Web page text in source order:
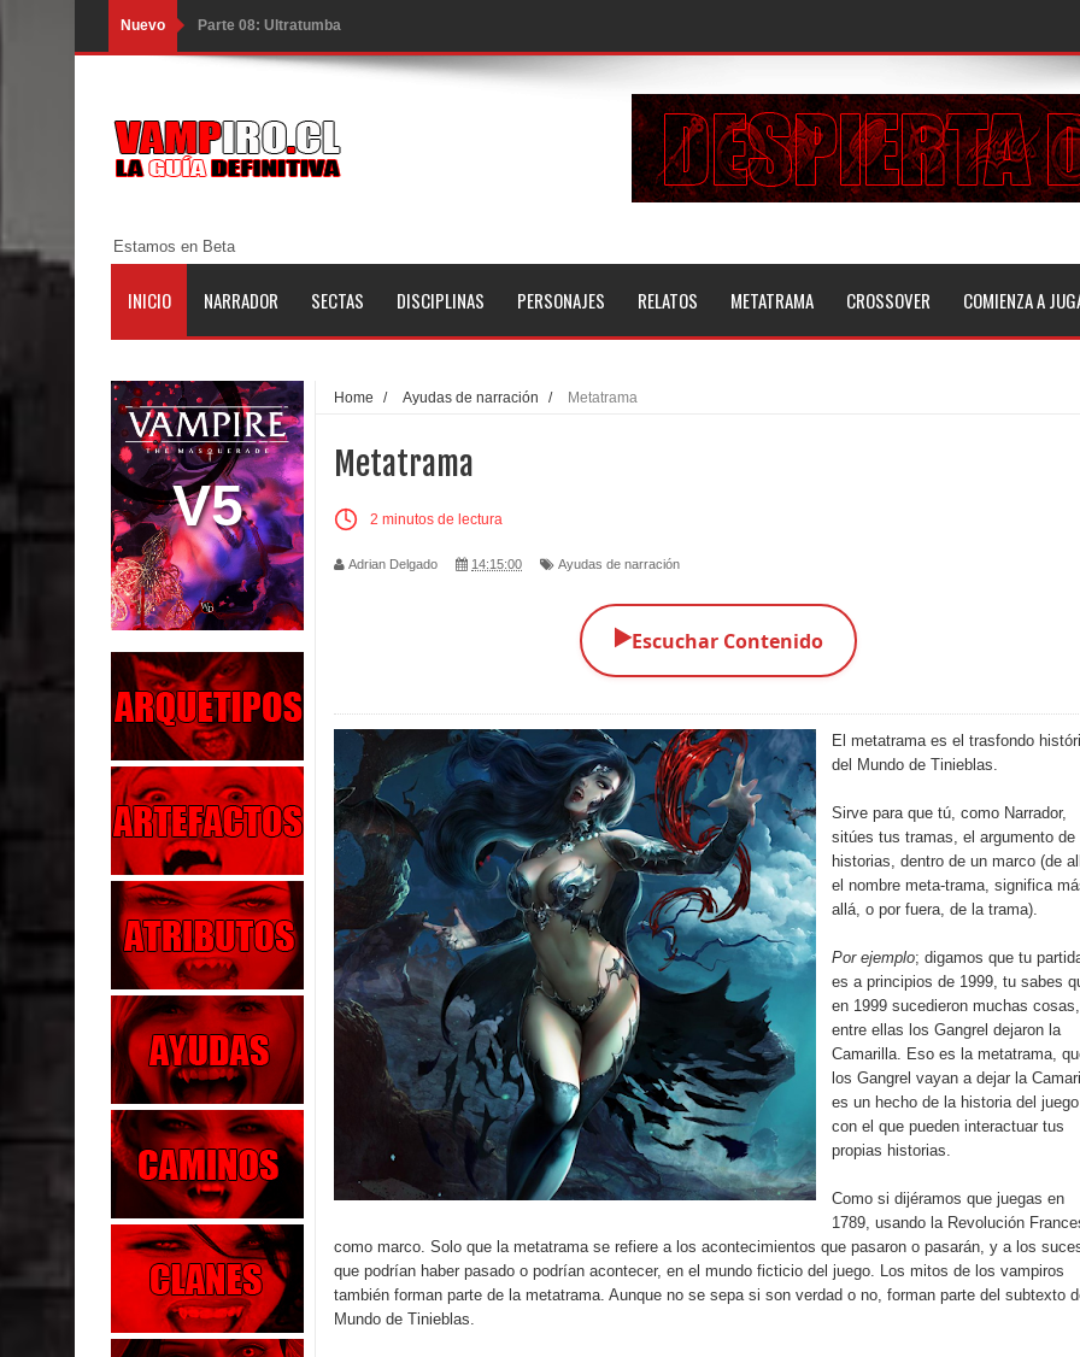
Nuevo Parte 08: Ultratumba
Parte 07: Asuntos que Resolver
Parte 06: El Trato con los Muertos
Parte 05: Sitiados
Parte 01: Escondido a Plena Luz
Parte 02: El Enemigo de mi Enemigo
Parte 06: Coletazos
Parte 05: Los Horrores del Infierno
Parte 04: Oídos Sordos
Parte 03: La Traición
Parte 02: Vuelve el Hijo Prodigo
Parte 01: El Comienzo
Parte 01: El Enemigo Interior
Exaltados y Muertos Vivientes
Los Muertos se Levantan (Relato)
Los Monstruos más Buscados
Parte 09: Los Muertos Cuentan Cuentos
Estamos en Beta
INICIO NARRADOR SECTAS DISCIPLINAS PERSONAJES RELATOS METATRAMA CROSSOVER COMIENZA A
V5
Home / Ayudas de narración / Metatrama
Metatrama
2 minutos de lectura
Adrian Delgado 14:15:00 Ayudas de narración
▶️Escuchar Contenido
El metatrama es el trasfondo
del Mundo de Tinieblas.
Sirve para que tú, como Narrador,
sitúes tus tramas, el argumento de
historias, dentro de un marco (de
el nombre meta-trama, significa
allá, o por fuera, de la trama).
Por ejemplo; digamos que tu
es a principios de 1999, tu sabes
en 1999 sucedieron muchas cosas,
entre ellas los Gangrel dejaron la
Camarilla. Eso es la metatrama,
los Gangrel vayan a dejar la
es un hecho de la historia del juego
con el que pueden interactuar tus
propias historias.
Como si dijéramos que juegas en
1789, usando la Revolución
como marco. Solo que la metatrama se refiere a los acontecimientos que pasaron o pasarán, y a los
que podrían haber pasado o podrían acontecer, en el mundo ficticio del juego. Los mitos de los vampiros
también forman parte de la metatrama. Aunque no se sepa si son verdad o no, forman parte del subtexto
Mundo de Tinieblas.